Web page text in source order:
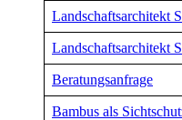
Landschaftsarchitekt
Landschaftsarchitekt
Beratungsanfrage
Bambus als